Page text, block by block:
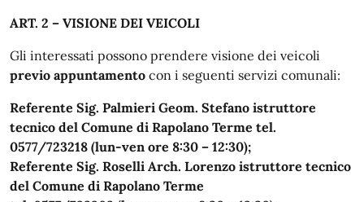
ART. 2 – VISIONE DEI VEICOLI
Gli interessati possono prendere visione dei veicoli
previo appuntamento con i seguenti servizi comunali:
Referente Sig. Palmieri Geom. Stefano istruttore
tecnico del Comune di Rapolano Terme tel.
0577/723218 (lun-ven ore 8:30 – 12:30);
Referente Sig. Roselli Arch. Lorenzo istruttore tecnico
del Comune di Rapolano Terme